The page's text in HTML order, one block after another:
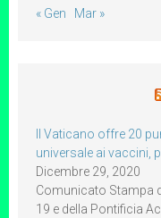
« Gen Mar »
Il Vaticano offre 20
universale ai vaccini,
Dicembre 29, 2020
Comunicato Stampa
19 e della Pontificia